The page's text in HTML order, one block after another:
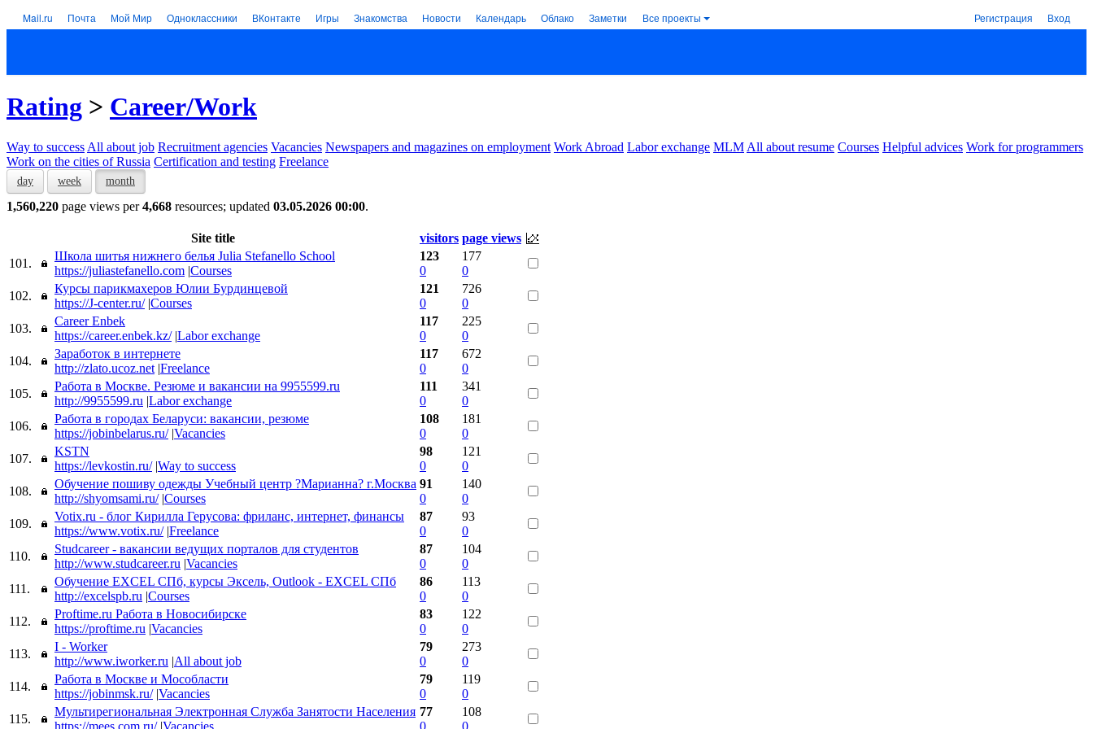
Mail.ru Почта Мой Мир Одноклассники ВКонтакте Игры Знакомства Новости Календарь Облако Заметки Все проекты Регистрация Вход
Rating > Career/Work
Way to success All about job Recruitment agencies Vacancies Newspapers and magazines on employment Work Abroad Labor exchange MLM All about resume Courses Helpful advices Work for programmers
Work on the cities of Russia Certification and testing Freelance
day week month
1,560,220 page views per4,668 resources; updated 03.05.2026 00:00.
Site title visitors page views
101.
Школа шитья нижнего белья Julia Stefanello School
https://juliastefanello.com |Courses
123
0
177
0
102.
Курсы парикмахеров Юлии Бурдинцевой
https://J-center.ru/ |Courses
121
0
726
0
103.
Career Enbek
https://career.enbek.kz/ |Labor exchange
117
0
225
0
104.
Заработок в интернете
http://zlato.ucoz.net |Freelance
117
0
672
0
105.
Работа в Москве. Резюме и вакансии на 9955599.ru
http://9955599.ru |Labor exchange
111
0
341
0
106.
Работа в городах Беларуси: вакансии, резюме
https://jobinbelarus.ru/ |Vacancies
108
0
181
0
107.
KSTN
https://levkostin.ru/ |Way to success
98
0
121
0
108.
Обучение пошиву одежды Учебный центр ?Марианна? г.Москва
http://shyomsami.ru/ |Courses
91
0
140
0
109.
Votix.ru - блог Кирилла Герусова: фриланс, интернет, финансы
https://www.votix.ru/ |Freelance
87
0
93
0
110.
Studcareer - вакансии ведущих порталов для студентов
http://www.studcareer.ru |Vacancies
87
0
104
0
111.
Обучение EXCEL СПб, курсы Эксель, Outlook - EXCEL СПб
http://excelspb.ru |Courses
86
0
113
0
112.
Proftime.ru Работа в Новосибирске
https://proftime.ru |Vacancies
83
0
122
0
113.
I - Worker
http://www.iworker.ru |All about job
79
0
273
0
114.
Работа в Москве и Мособласти
https://jobinmsk.ru/ |Vacancies
79
0
119
0
115.
Мультирегиональная Электронная Служба Занятости Населения
https://mees.com.ru/ |Vacancies
77
0
108
0